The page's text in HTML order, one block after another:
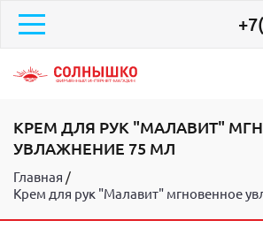
КРЕМ ДЛЯ РУК "МАЛАВИТ"
УВЛАЖНЕНИЕ 75 МЛ
Главная
Крем для рук "Малавит" мгновенное